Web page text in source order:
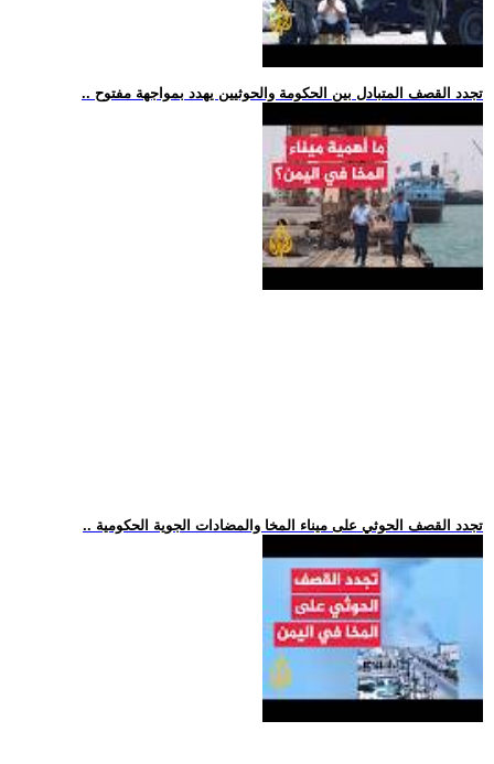
.. تجدد القصف المتبادل بين الحكومة والحوثيين يهدد بمواجهة مفتوح
.. تجدد القصف الحوثي على ميناء المخا والمضادات الجوية الحكومية